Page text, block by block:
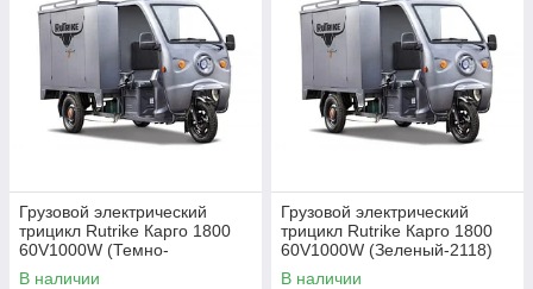
Грузовой электрический
трицикл Rutrike Карго 1800
60V1000W (Темно-
серый-2116)
В наличии
Грузовой электрический
трицикл Rutrike Карго 1800
60V1000W (Зеленый-2118)
В наличии